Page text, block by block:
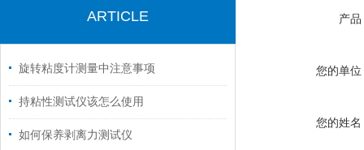
ARTICLE
旋转粘度计测量中注意事项
持粘性测试仪该怎么使用
如何保养剥离力测试仪
产品
您的单位
您的姓名